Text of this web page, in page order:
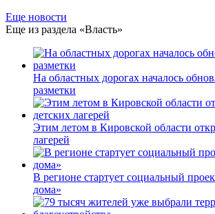
Еще новости
Еще из раздела «Власть»
На областных дорогах началось
разметки
Этим летом в Кировской области
лагерей
В регионе стартует социальный
дома»